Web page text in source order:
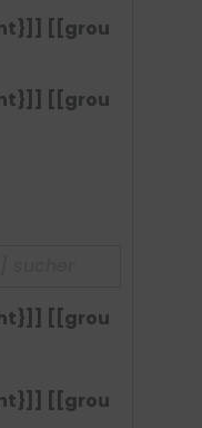
[[grou
[[grou
[[grou
[[grou